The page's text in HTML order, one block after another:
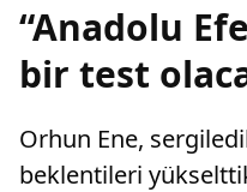
“Anadolu
bir test
Orhun Ene,
beklentileri